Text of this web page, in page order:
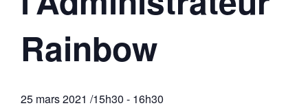
Rainbow
25 mars 2021 /15h30 - 16h30